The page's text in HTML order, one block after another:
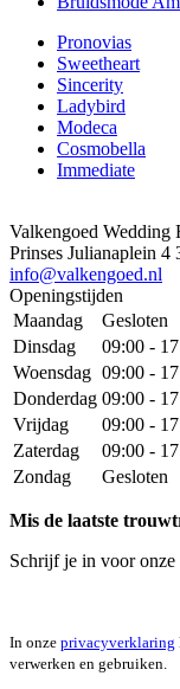
Pronovias
Sweetheart
Sincerity
Ladybird
Modeca
Cosmobella
Immediate
Valkengoed Wedding
Prinses Julianaplein 4
info@valkengoed.nl
Openingstijden
Maandag
Gesloten
Dinsdag
09:00 -
Woensdag 09:00 -
Donderdag 09:00 -
Vrijdag
09:00 -
Zaterdag
09:00 -
Zondag
Gesloten
Mis de laatste
Schrijf je in voor
In onze privacyverklaring
verwerken en gebruiken.